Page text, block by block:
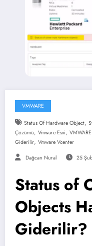
VMWARE
Status Of Hardware Object,
Çözümü, Vmware Esxi,
Giderilir, Vmware Vcenter
Dağcan Nural 25
Status of
Objects
Giderilir?